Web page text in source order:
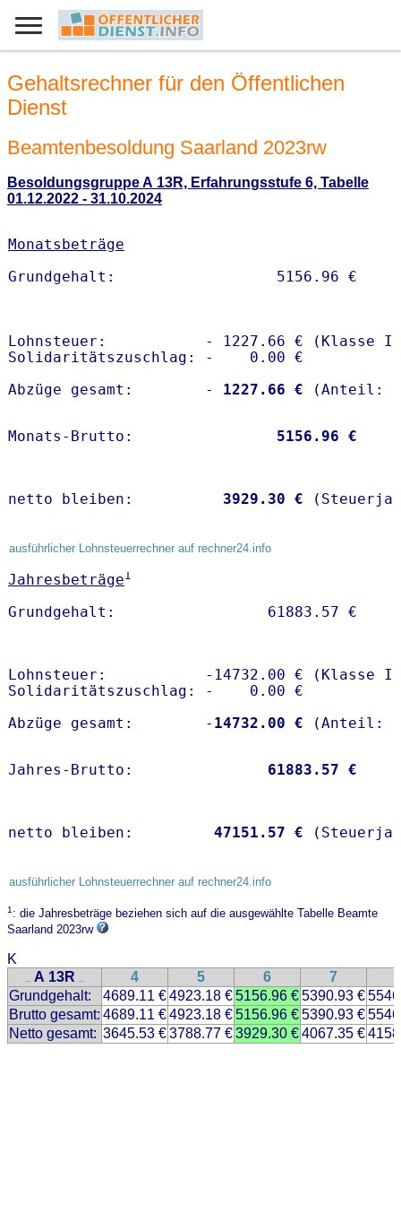
Gehaltsrechner für den Öffentlichen
Dienst
Beamtenbesoldung Saarland 2023rw
Besoldungsgruppe A 13R, Erfahrungsstufe 6, Tabelle
01.12.2022 - 31.10.2024
Monatsbeträge
Lohnsteuer:           - 1227.66 € (Klasse I)
Solidaritätszuschlag: -    0.00 €
Abzüge gesamt:        -
1227.66 €
Monats-Brutto: 5156.96 €
netto bleiben: 3929.30 €
ausführlicher Lohnsteuerrechner auf rechner24.info
Jahresbeträge1
Lohnsteuer:           -14732.00 € (Klasse I)
Solidaritätszuschlag: -    0.00 €
Abzüge gesamt:        - 14732.00 €
Jahres-Brutto: 61883.57 €
netto bleiben: 47151.57 €
ausführlicher Lohnsteuerrechner auf rechner24.info
1: die Jahresbeträge beziehen sich auf die ausgewählte Tabelle Beamte
Saarland 2023rw
K
.. A 13R .. 4 5 6 7
Grundgehalt:
4689.11 €4923.18 €5156.96 €5390.93 €
Brutto gesamt: 4689.11 €4923.18 €5156.96 €5390.93 €
Netto gesamt: 3645.53 €3788.77 €3929.30 €4067.35 €